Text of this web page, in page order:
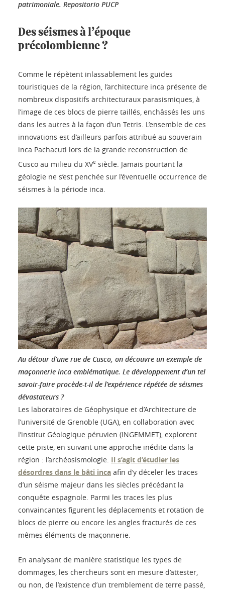
patrimoniale. Repositorio PUCP
Des séismes à l’époque
précolombienne ?
Comme le répètent inlassablement les guides
touristiques de la région, l’architecture inca présente de
nombreux dispositifs architecturaux parasismiques, à
l’image de ces blocs de pierre taillés, enchâssés les uns
dans les autres à la façon d’un Tetris. L’ensemble de ces
innovations est d’ailleurs parfois attribué au souverain
inca Pachacuti lors de la grande reconstruction de
Cusco au milieu du XVe siècle. Jamais pourtant la
géologie ne s’est penchée sur l’éventuelle occurrence de
séismes à la période inca.
Au détour d’une rue de Cusco, on découvre un exemple de
maçonnerie inca emblématique. Le développement d’un tel
savoir-faire procède-t-il de l’expérience répétée de séismes
dévastateurs ?
Les laboratoires de Géophysique et d’Architecture de
l’université de Grenoble (UGA), en collaboration avec
l’institut Géologique péruvien (INGEMMET), explorent
cette piste, en suivant une approche inédite dans la
région : l’archéosismologie. Il s’agit d’étudier les
désordres dans le bâti inca afin d’y déceler les traces
d’un séisme majeur dans les siècles précédant la
conquête espagnole. Parmi les traces les plus
convaincantes figurent les déplacements et rotation de
blocs de pierre ou encore les angles fracturés de ces
mêmes éléments de maçonnerie.
En analysant de manière statistique les types de
dommages, les chercheurs sont en mesure d’attester,
ou non, de l’existence d’un tremblement de terre passé,